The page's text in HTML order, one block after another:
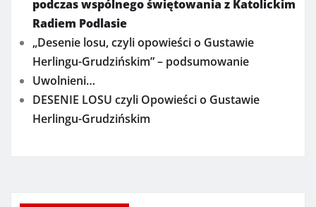
podczas wspólnego świętowania z Katolickim
Radiem Podlasie
„Desenie losu, czyli opowieści o Gustawie
Herlingu-Grudzińskim” – podsumowanie
Uwolnieni…
DESENIE LOSU czyli Opowieści o Gustawie
Herlingu-Grudzińskim